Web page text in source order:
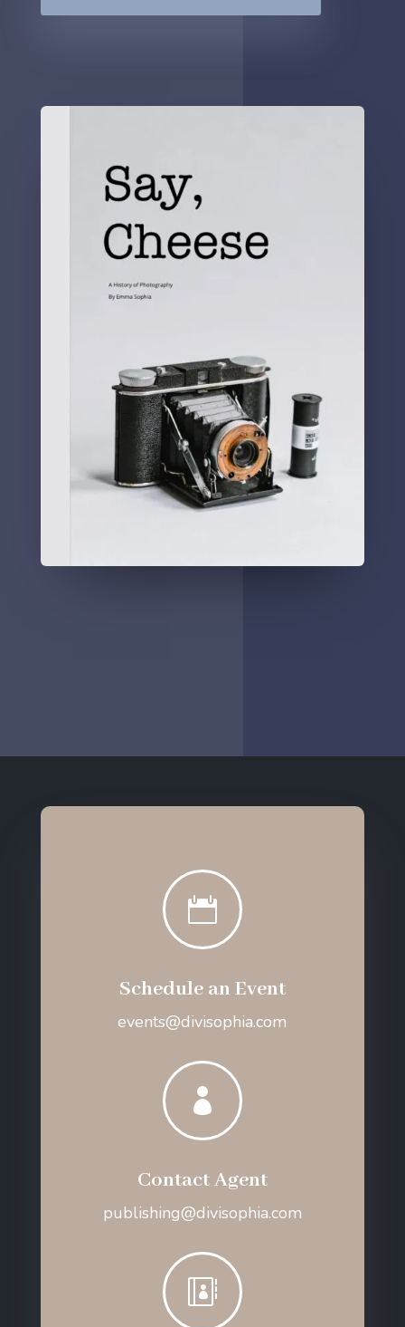

Schedule an Event
events@divisophia.com

Contact Agent
publishing@divisophia.com
